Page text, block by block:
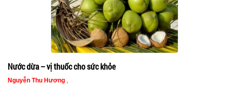
Nước dừa – vị thuốc cho sức khỏe
Nguyễn Thu Hương ,